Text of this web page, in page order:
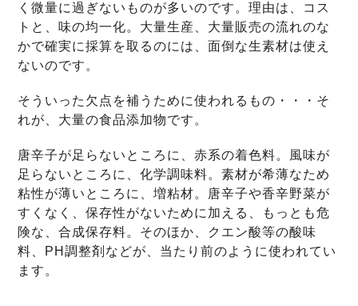
く微量に過ぎないものが多いのです。理由は、コス
トと、味の均一化。大量生産、大量販売の流れのな
かで確実に採算を取るのには、面倒な生素材は使え
ないのです。
そういった欠点を補うために使われるもの・・・そ
れが、大量の食品添加物です。
唐辛子が足らないところに、赤系の着色料。風味が
足らないところに、化学調味料。素材が希薄なため
粘性が薄いところに、増粘材。唐辛子や香辛野菜が
すくなく、保存性がないために加える、もっとも危
険な、合成保存料。そのほか、クエン酸等の酸味
料、PH調整剤などが、当たり前のように使われてい
ます。